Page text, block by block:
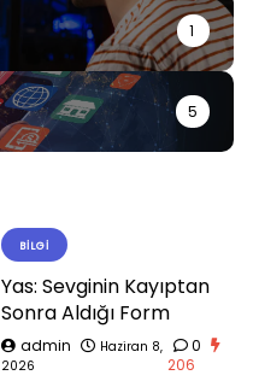
1
5
BILGI
Yas: Sevginin Kayıptan
Sonra Aldığı Form
admin
Haziran 8,
2026
0
206